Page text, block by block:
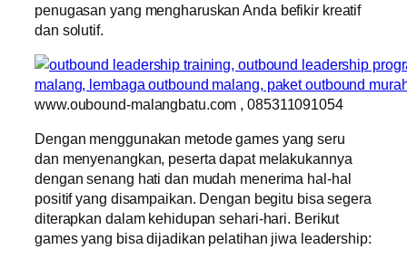
penugasan yang mengharuskan Anda befikir kreatif
dan solutif.
www.oubound-malangbatu.com , 085311091054
Dengan menggunakan metode games yang seru
dan menyenangkan, peserta dapat melakukannya
dengan senang hati dan mudah menerima hal-hal
positif yang disampaikan. Dengan begitu bisa segera
diterapkan dalam kehidupan sehari-hari. Berikut
games yang bisa dijadikan pelatihan jiwa leadership: